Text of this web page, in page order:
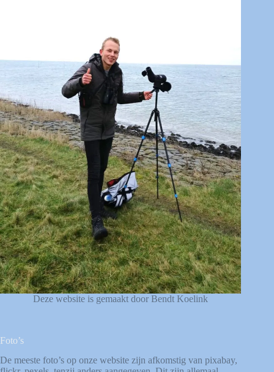
Deze website is gemaakt door Bendt Koelink
Foto’s
De meeste foto’s op onze website zijn afkomstig van pixabay,